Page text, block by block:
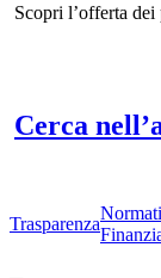
Scopri l’offerta
Cerca
Trasparenza